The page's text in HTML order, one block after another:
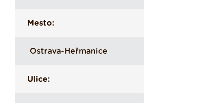
Mesto:
Ostrava-Heřmanice
Ulice: